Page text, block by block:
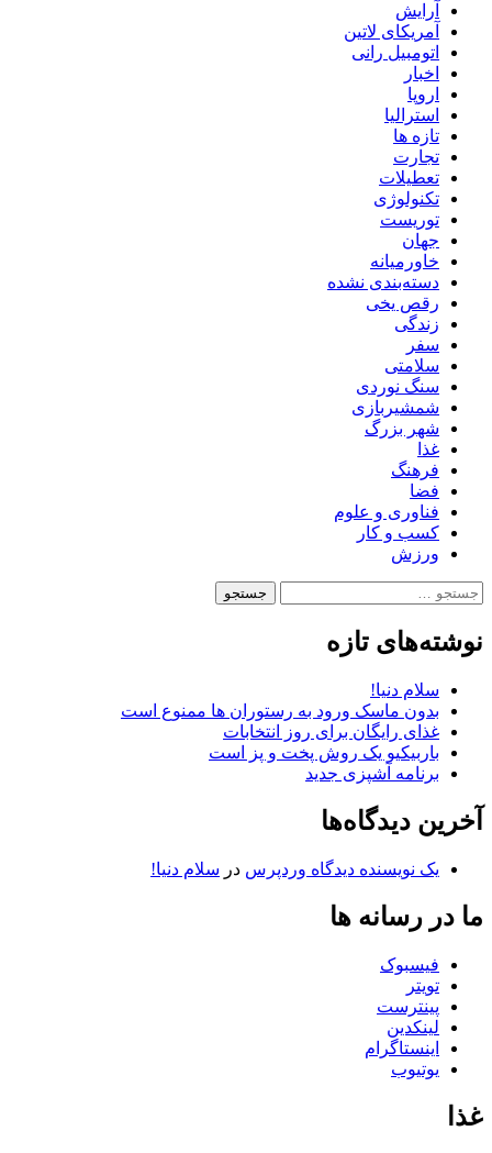
آرایش
آمریکای لاتین
اتومبیل رانی
اخبار
اروپا
استرالیا
تازه ها
تجارت
تعطیلات
تکنولوژی
توریست
جهان
خاورمیانه
دسته‌بندی نشده
رقص یخی
زندگی
سفر
سلامتی
سنگ نوردی
شمشیربازی
شهر بزرگ
غذا
فرهنگ
فضا
فناوری و علوم
کسب و کار
ورزش
جستجو
نوشته‌های تازه
سلام دنیا!
بدون ماسک ورود به رستوران ها ممنوع است
غذای رایگان برای روز انتخابات
باربیکیو یک روش پخت و پز است
برنامه آشپزی جدید
آخرین دیدگاه‌ها
یک نویسنده دیدگاه وردپرس در سلام دنیا!
ما در رسانه ها
فیسبوک
تویتر
پینترست
لینکدین
اینستاگرام
یوتیوب
غذا